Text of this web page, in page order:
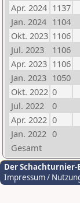
Apr. 2024 1137
Jan. 2024 1104
Okt. 2023 1106
Jul. 2023
1106
Apr. 2023 1106
Jan. 2023 1050
Okt. 2022 0
Jul. 2022
0
Apr. 2022 0
Jan. 2022 0
Gesamt
Der Schachturnier-
Impressum /